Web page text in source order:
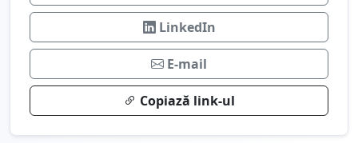
LinkedIn
E-mail
Copiază link-ul